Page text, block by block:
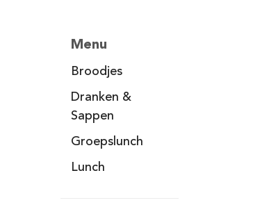
Menu
Broodjes
Dranken &
Sappen
Groepslunch
Lunch